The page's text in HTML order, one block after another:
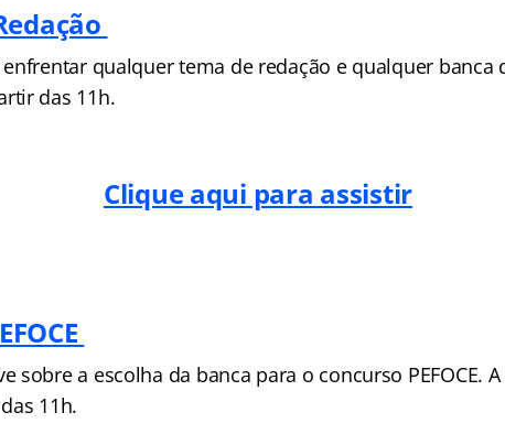
enfrentar qualquer tema de redação e qualquer banca
das 11h.
Clique aqui para assistir
sobre a escolha da banca para o concurso PEFOCE.
11h.